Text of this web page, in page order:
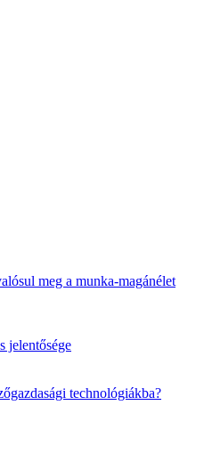
meg a munka-magánélet
jelentősége
technológiákba?